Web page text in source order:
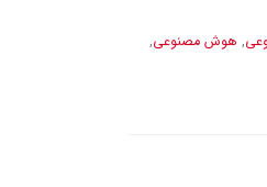
, هوش مصنوعی,